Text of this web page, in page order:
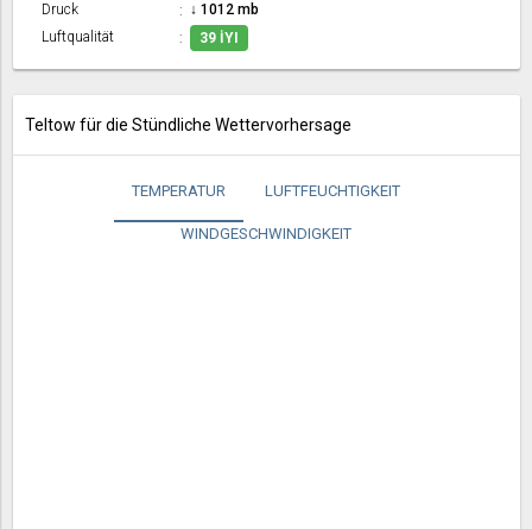
Druck
↓ 1012 mb
Luftqualität
39 İYI
Teltow für die Stündliche Wettervorhersage
TEMPERATUR LUFTFEUCHTIGKEIT
WINDGESCHWINDIGKEIT